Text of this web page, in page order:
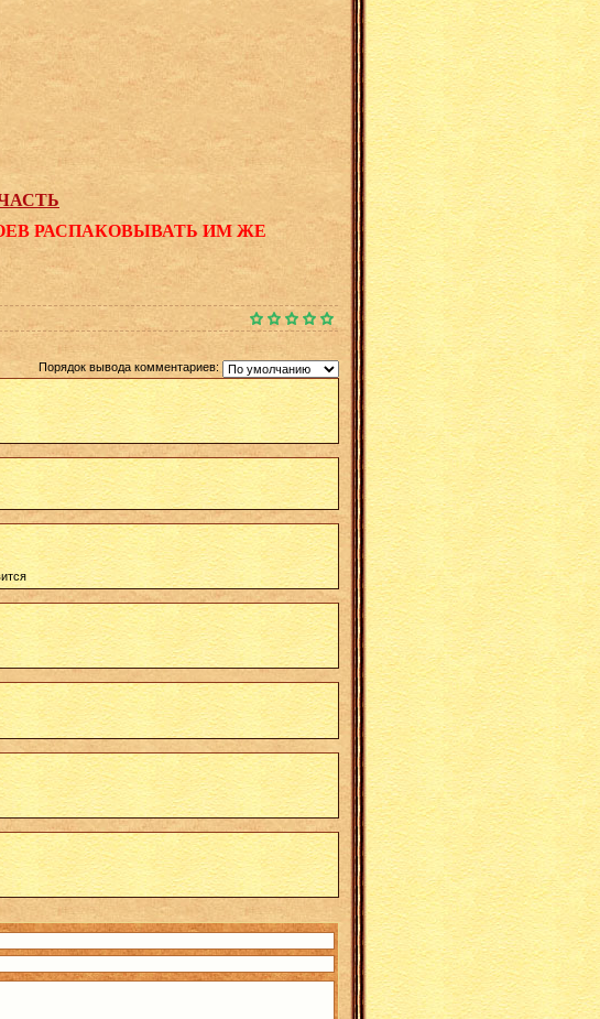
РАСПАКОВЫВАТЬ ИМ ЖЕ
Порядок вывода комментариев: